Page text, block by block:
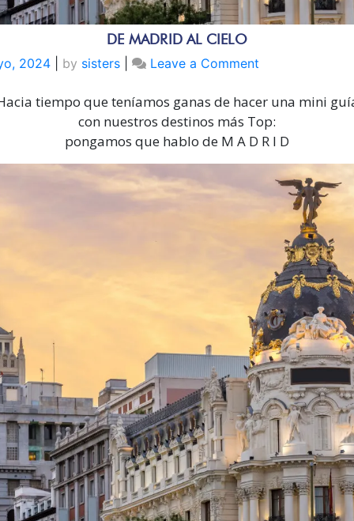
DE MADRID AL CIELO
2024 by sisters Leave a Comment
MADRID
AL
CIELO
tiempo que teníamos ganas de hacer una mini
con nuestros destinos más Top:
pongamos que hablo de M A D R I D